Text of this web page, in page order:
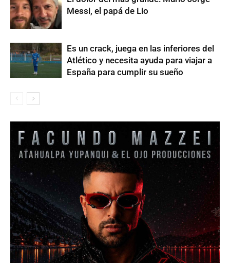
Messi, el papá de Lio
Es un crack, juega en las inferiores del
Atlético y necesita ayuda para viajar a
España para cumplir su sueño